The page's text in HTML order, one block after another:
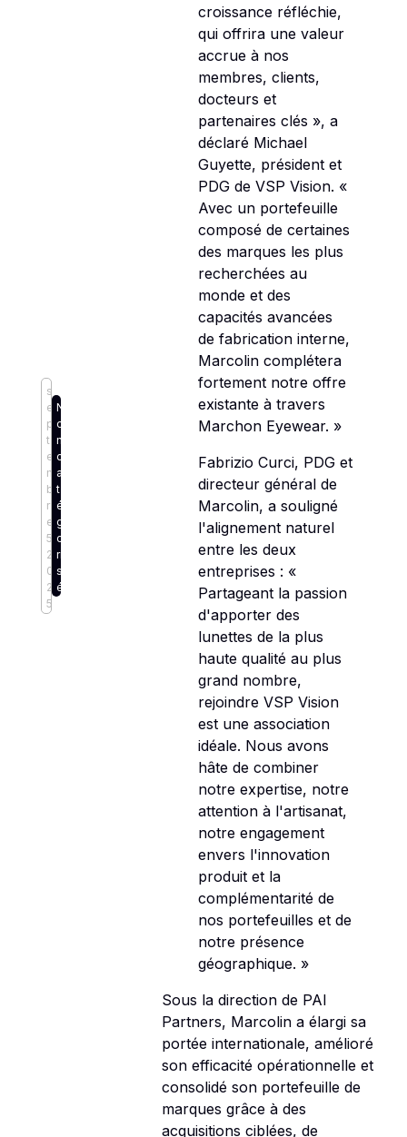
s
e
p
t
e
m
b
r
e
5,
2
0
2
5
N
o
n
c
a
t
é
g
o
ri
s
é
croissance réfléchie,
qui offrira une valeur
accrue à nos
membres, clients,
docteurs et
partenaires clés », a
déclaré Michael
Guyette, président et
PDG de VSP Vision. «
Avec un portefeuille
composé de certaines
des marques les plus
recherchées au
monde et des
capacités avancées
de fabrication interne,
Marcolin complétera
fortement notre offre
existante à travers
Marchon Eyewear. »
Fabrizio Curci, PDG et
directeur général de
Marcolin, a souligné
l'alignement naturel
entre les deux
entreprises : «
Partageant la passion
d'apporter des
lunettes de la plus
haute qualité au plus
grand nombre,
rejoindre VSP Vision
est une association
idéale. Nous avons
hâte de combiner
notre expertise, notre
attention à l'artisanat,
notre engagement
envers l'innovation
produit et la
complémentarité de
nos portefeuilles et de
notre présence
géographique. »
Sous la direction de PAI
Partners, Marcolin a élargi sa
portée internationale, amélioré
son efficacité opérationnelle et
consolidé son portefeuille de
marques grâce à des
acquisitions ciblées, de